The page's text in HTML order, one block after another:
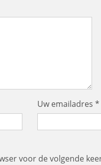
Uw emailadres *
voor de volgende